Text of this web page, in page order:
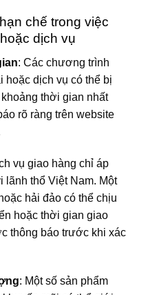
chế trong việc
dịch vụ
: Các chương trình
hoặc dịch vụ có thể bị
thời gian nhất
rõ ràng trên website
vụ giao hàng chỉ áp
lãnh thổ Việt Nam. Một
hải đảo có thể chịu
hoặc thời gian giao
thông báo trước khi xác
: Một số sản phẩm